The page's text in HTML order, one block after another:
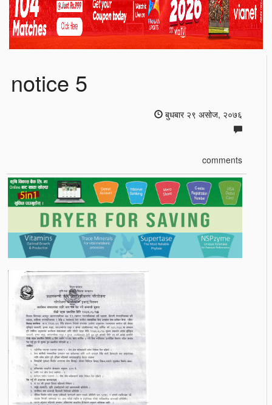
notice 5
बुधबार २९ असोज, २०७६
comments